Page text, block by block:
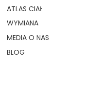
ATLAS CIAŁ
WYMIANA
MEDIA O NAS
BLOG